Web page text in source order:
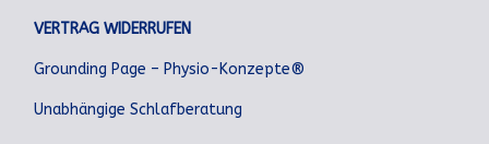
VERTRAG WIDERRUFEN
Grounding Page – Physio-Konzepte®
Unabhängige Schlafberatung